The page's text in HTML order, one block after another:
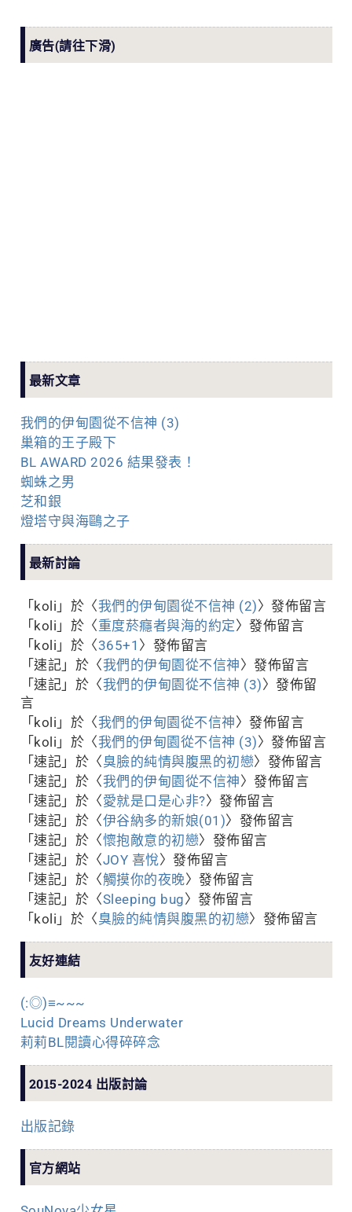
廣告(請往下滑)
最新文章
我們的伊甸園從不信神 (3)
巢箱的王子殿下
BL AWARD 2026 結果發表！
蜘蛛之男
芝和銀
燈塔守與海鷗之子
最新討論
「koli 」於〈我們的伊甸園從不信神 (2)〉發佈留言
「koli 」於〈重度菸癮者與海的約定〉發佈留言
「koli 」於〈365+1 〉發佈留言
「速記 」於〈我們的伊甸園從不信神〉發佈留言
「速記 」於〈我們的伊甸園從不信神 (3)〉發佈留
言
「koli 」於〈我們的伊甸園從不信神〉發佈留言
「koli 」於〈我們的伊甸園從不信神 (3)〉發佈留言
「速記 」於〈臭臉的純情與腹黑的初戀〉發佈留言
「速記 」於〈我們的伊甸園從不信神〉發佈留言
「速記 」於〈愛就是口是心非?〉發佈留言
「速記 」於〈伊谷納多的新娘(01)〉發佈留言
「速記 」於〈懷抱敵意的初戀〉發佈留言
「速記 」於〈JOY 喜悅〉發佈留言
「速記 」於〈觸摸你的夜晚〉發佈留言
「速記 」於〈Sleeping bug〉發佈留言
「koli 」於〈臭臉的純情與腹黑的初戀〉發佈留言
友好連結
(:◎)≡~~~
Lucid Dreams Underwater
莉莉BL閱讀心得碎碎念
2015-2024 出版討論
出版記錄
官方網站